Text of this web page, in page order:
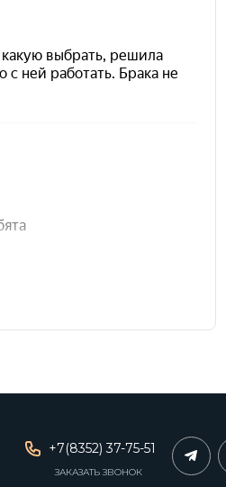
+7(8352) 37-75-51
ЗАКАЗАТЬ ЗВОНОК